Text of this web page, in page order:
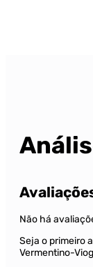
Não há
Seja o primeiro
Vermentino-